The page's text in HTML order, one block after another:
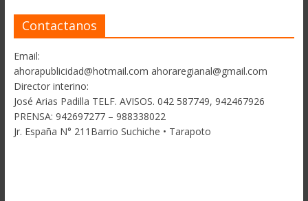
Contactanos
Email:
ahorapublicidad@hotmail.com ahoraregianal@gmail.com
Director interino:
José Arias Padilla TELF. AVISOS. 042 587749, 942467926
PRENSA: 942697277 – 988338022
Jr. España N° 211Barrio Suchiche • Tarapoto